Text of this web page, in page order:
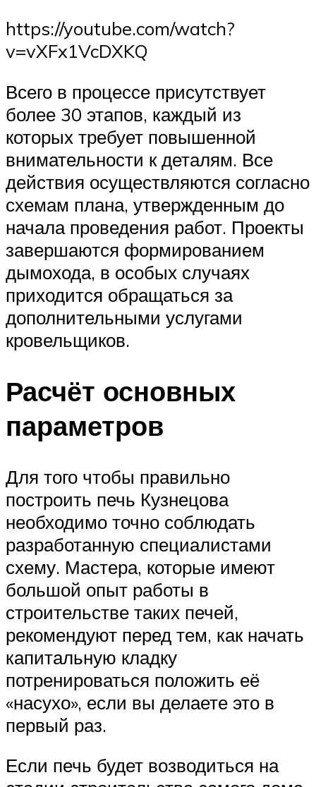
https://youtube.com/watch?
v=vXFx1VcDXKQ
Всего в процессе присутствует
более 30 этапов, каждый из
которых требует повышенной
внимательности к деталям. Все
действия осуществляются согласно
схемам плана, утвержденным до
начала проведения работ. Проекты
завершаются формированием
дымохода, в особых случаях
приходится обращаться за
дополнительными услугами
кровельщиков.
Расчёт основных
параметров
Для того чтобы правильно
построить печь Кузнецова
необходимо точно соблюдать
разработанную специалистами
схему. Мастера, которые имеют
большой опыт работы в
строительстве таких печей,
рекомендуют перед тем, как начать
капитальную кладку
потренироваться положить её
«насухо», если вы делаете это в
первый раз.
Если печь будет возводиться на